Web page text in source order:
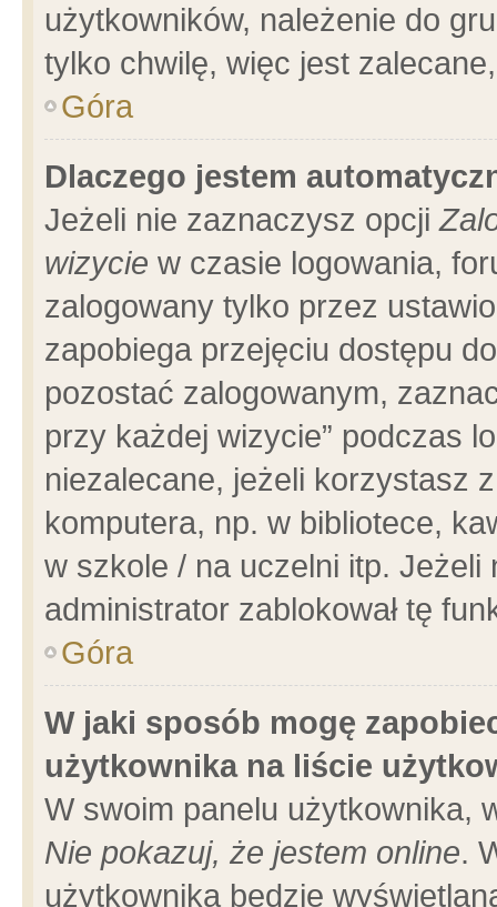
użytkowników, należenie do
tylko chwilę, więc jest
Góra
Dlaczego jestem
Jeżeli nie zaznaczysz opcji
wizycie w czasie logowania,
zalogowany tylko przez
zapobiega przejęciu dostępu
pozostać zalogowanym,
przy każdej wizycie” podczas
niezalecane, jeżeli korzystasz
komputera, np. w bibliotece,
w szkole / na uczelni itp.
administrator zablokował tę
Góra
W jaki sposób mogę
użytkownika na liście
W swoim panelu użytkownika,
Nie pokazuj, że jestem online.
użytkownika będzie